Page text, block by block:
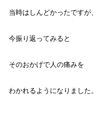
当時はしんどかったですが、
今振り返ってみると
そのおかげで人の痛みを
わかれるようになりました。